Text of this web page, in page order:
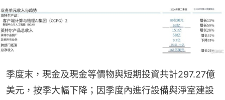
季度末，現金及現金等價物與短期投資共計297.27億
美元，按季大幅下降；因季度內進行設備與淨室建設